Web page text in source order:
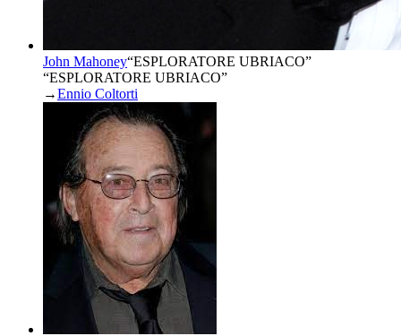
John Mahoney“ESPLORATORE UBRIACO”
“ESPLORATORE UBRIACO”
→Ennio Coltorti